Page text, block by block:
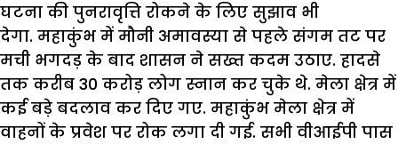
घटना की पुनरावृत्ति रोकने के लिए सुझाव भी
देगा. महाकुंभ में मौनी अमावस्या से पहले संगम तट पर
मची भगदड़ के बाद शासन ने सख्त कदम उठाए. हादसे
तक करीब 30 करोड़ लोग स्नान कर चुके थे. मेला क्षेत्र में
कई बड़े बदलाव कर दिए गए. महाकुंभ मेला क्षेत्र में
वाहनों के प्रवेश पर रोक लगा दी गई. सभी वीआईपी पास